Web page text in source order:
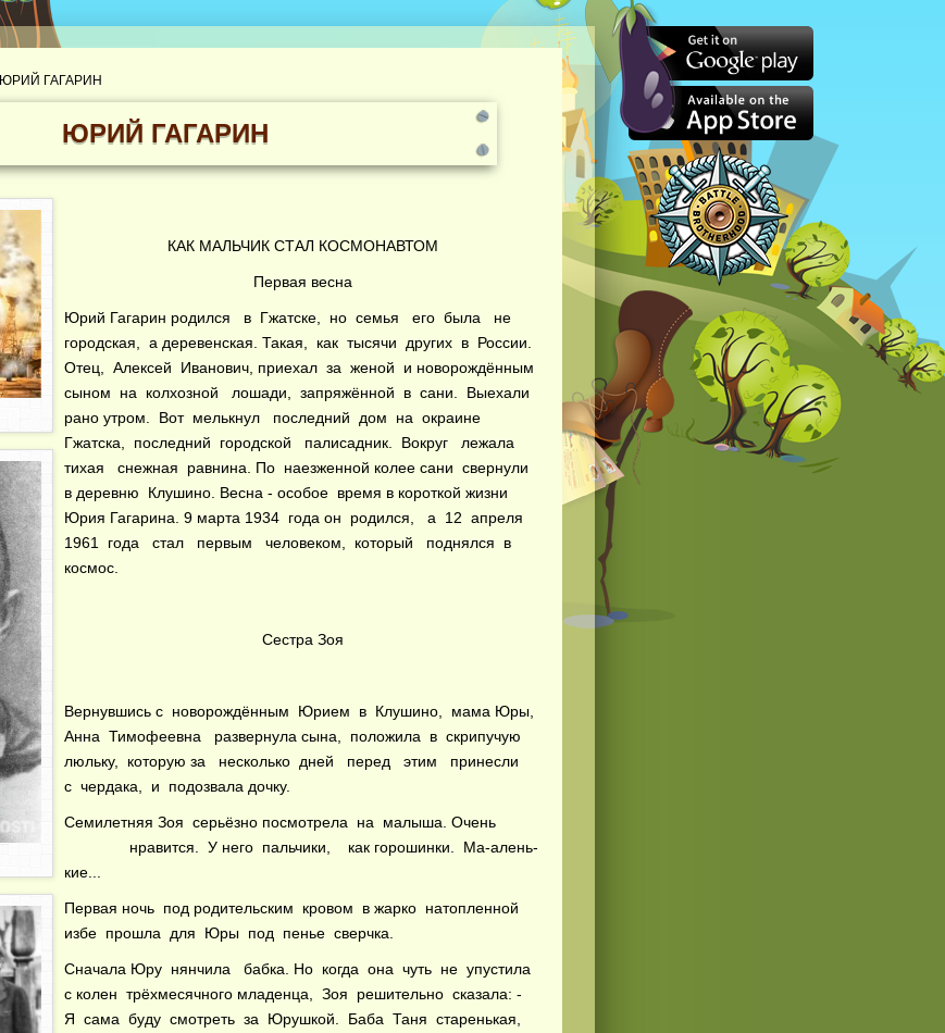
ЮРИЙ ГАГАРИН
ЮРИЙ ГАГАРИН
КАК МАЛЬЧИК СТАЛ КОСМОНАВТОМ
Первая весна
Юрий Гагарин родился в Гжатске, но семья его была не
городская, а деревенская. Такая, как тысячи других в России.
Отец, Алексей Иванович, приехал за женой и новорождённым
сыном на колхозной лошади, запряжённой в сани. Выехали
рано утром. Вот мелькнул последний дом на окраине
Гжатска, последний городской палисадник. Вокруг лежала
тихая снежная равнина. По наезженной колее сани свернули
в деревню Клушино. Весна - особое время в короткой жизни
Юрия Гагарина. 9 марта 1934 года он родился, а 12 апреля
1961 года стал первым человеком, который поднялся в
космос.
Сестра Зоя
Вернувшись с новорождённым Юрием в Клушино, мама Юры,
Анна Тимофеевна развернула сына, положила в скрипучую
люльку, которую за несколько дней перед этим принесли
с чердака, и подозвала дочку.
Семилетняя Зоя серьёзно посмотрела на малыша. Очень
нравится. У него пальчики, как горошинки. Ма-а­лень-
кие...
Первая ночь под родительским кровом в жарко натопленной
избе прошла для Юры под пенье сверчка.
Сначала Юру нянчила бабка. Но когда она чуть не упустила
с колен трёхмесячного младенца, Зоя решительно сказала: -
Я сама буду смотреть за Юрушкой. Баба Таня старенькая,